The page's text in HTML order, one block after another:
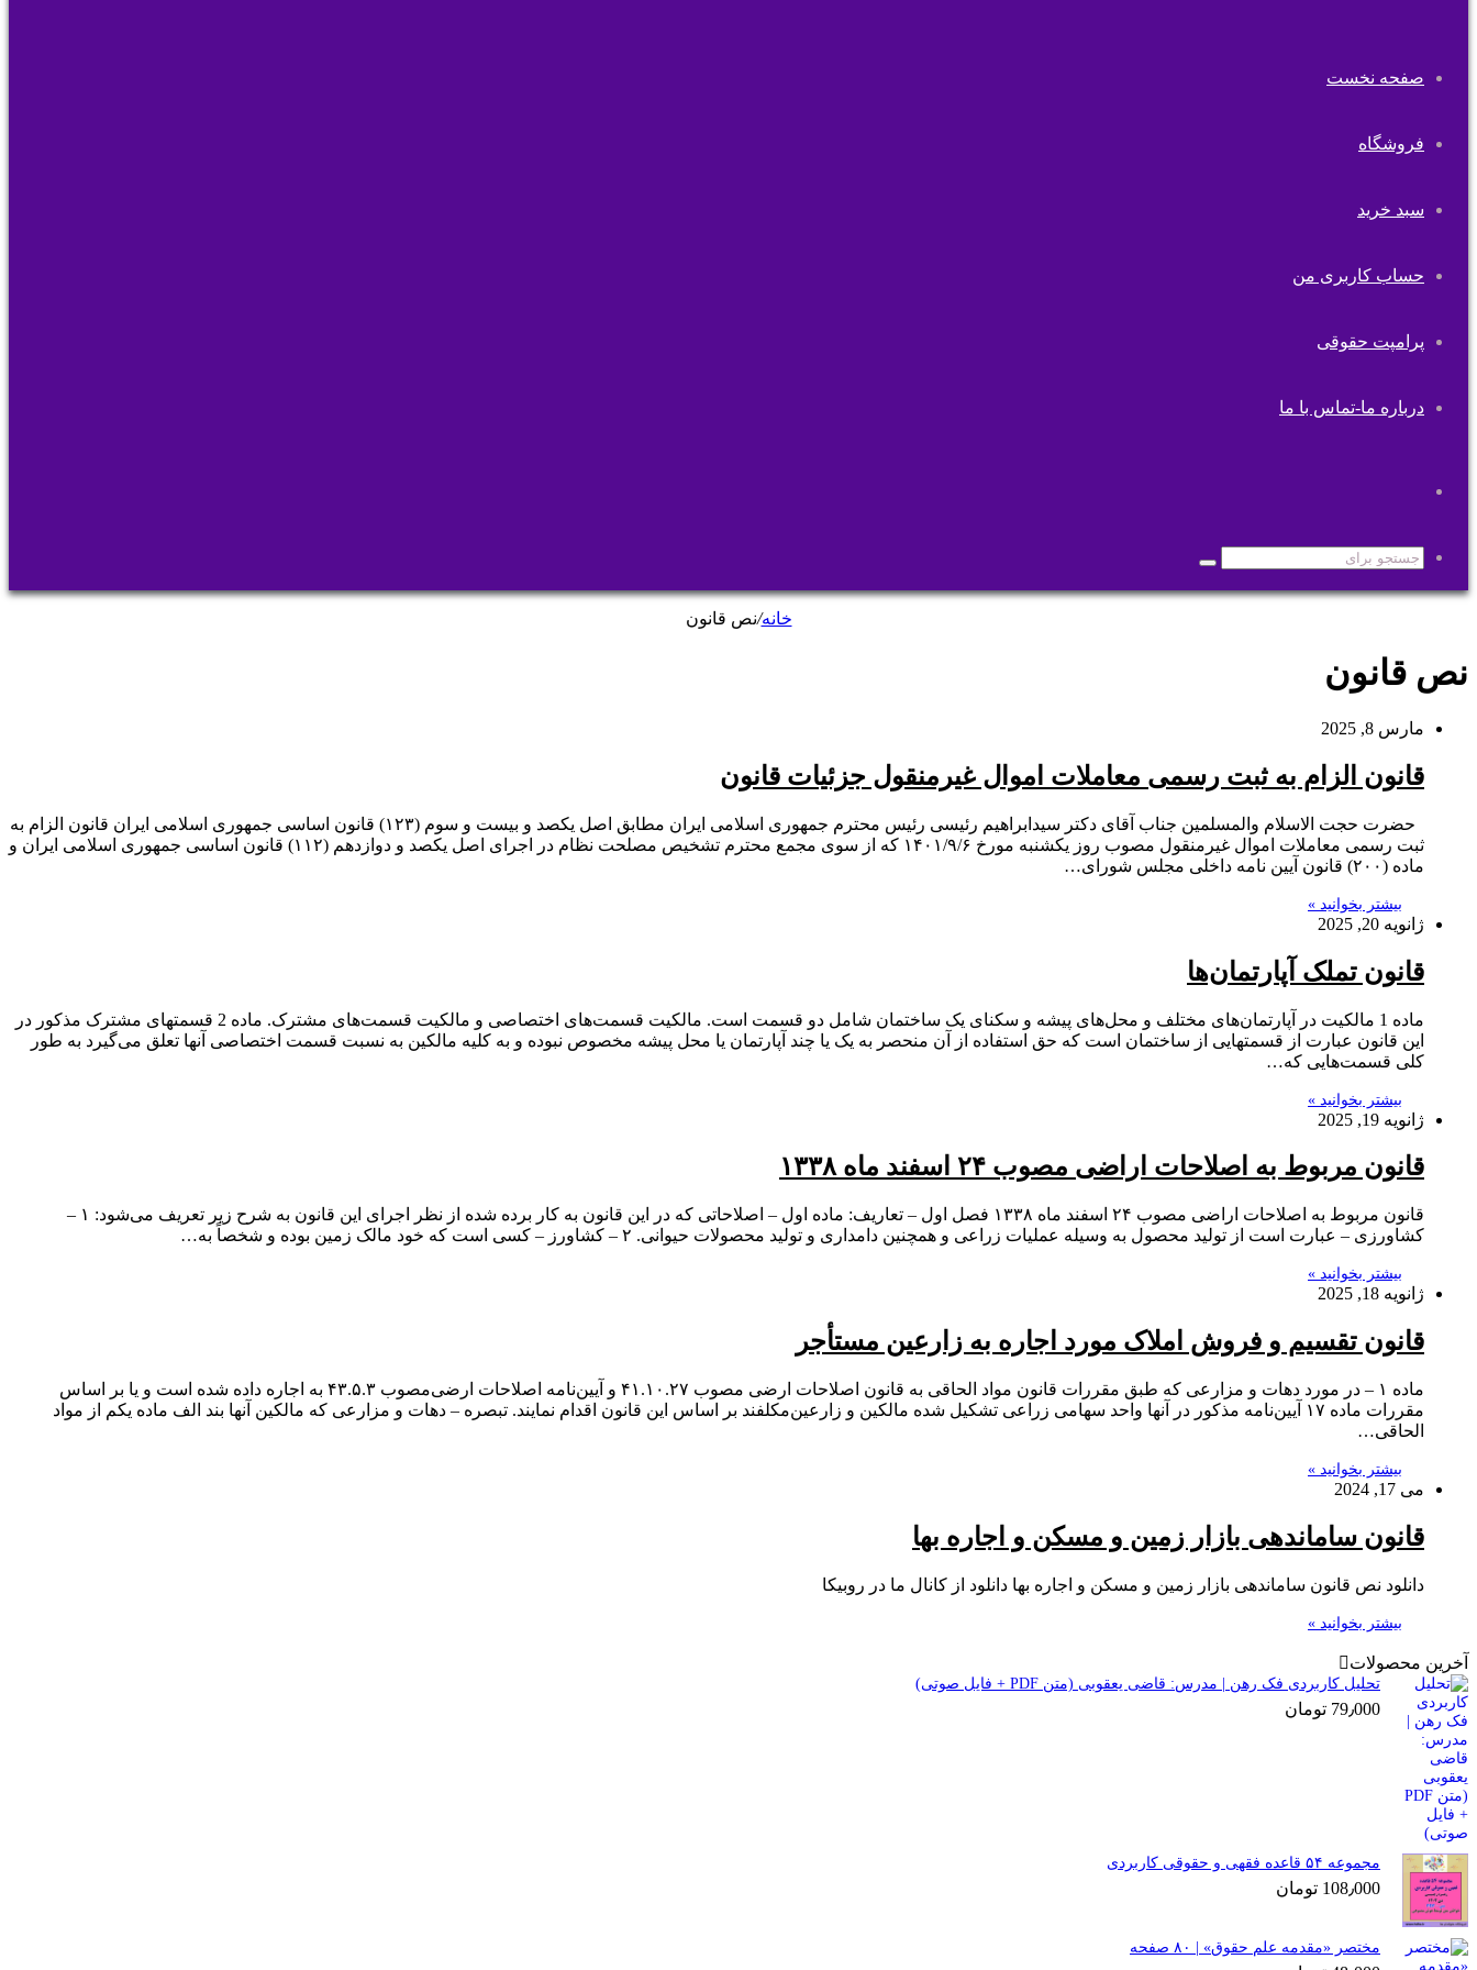
صفحه نخست
فروشگاه
سبد خرید
حساب کاربری من
پرامپت حقوقی
درباره ما-تماس با ما
پوسته
جستجو
برای
خانه/نص قانون
نص قانون
مارس 8, 2025
قانون الزام به ثبت رسمی معاملات اموال غیرمنقول جزئیات قانون
حضرت حجت الاسلام والمسلمین جناب آقای دکتر سیدابراهیم رئیسی رئیس محترم جمهوری اسلامی ایران مطابق اصل یکصد و بیست و سوم (۱۲۳) قانون اساسی جمهوری اسلامی ایران قانون الزام به
ثبت رسمی معاملات اموال غیرمنقول مصوب روز یکشنبه مورخ ۱۴۰۱/۹/۶ که از سوی مجمع محترم تشخیص مصلحت نظام در اجرای اصل یکصد و دوازدهم (۱۱۲) قانون اساسی جمهوری اسلامی ایران و
ماده (۲۰۰) قانون آیین نامه داخلی مجلس شورای…
بیشتر بخوانید »
ژانویه 20, 2025
قانون تملک آپارتمان‌ها
ماده 1 مالکیت در آپارتمان‌های مختلف و محل‌های پیشه و سکنای یک ساختمان شامل دو قسمت است. ‌مالکیت قسمت‌های اختصاصی و مالکیت قسمت‌های مشترک. ‌ماده 2 قسمتهای مشترک مذکور در
این قانون عبارت از قسمتهایی از ساختمان است که حق استفاده از آن منحصر به یک یا چند آپارتمان یا محل‌ پیشه مخصوص نبوده و به کلیه مالکین به نسبت قسمت اختصاصی آنها تعلق می‌گیرد به طور
کلی قسمت‌هایی که…
بیشتر بخوانید »
ژانویه 19, 2025
‌قانون مربوط به اصلاحات اراضی ‌مصوب ۲۴ اسفند ماه ۱۳۳۸
‌قانون مربوط به اصلاحات اراضی ‌مصوب ۲۴ اسفند ماه ۱۳۳۸ ‌فصل اول – تعاریف: ‌ماده اول – اصلاحاتی که در این قانون به کار برده شده از نظر اجرای این قانون به شرح زیر تعریف می‌شود: ۱ –
کشاورزی – عبارت است از تولید محصول به وسیله عملیات زراعی و همچنین دامداری و تولید محصولات حیوانی. ۲ – کشاورز – کسی است که خود مالک زمین بوده و شخصاً به…
بیشتر بخوانید »
ژانویه 18, 2025
‌قانون تقسیم و فروش املاک مورد اجاره به زارعین مستأجر
‌ماده ۱ – در مورد دهات و مزارعی که طبق مقررات قانون مواد الحاقی به قانون اصلاحات ارضی مصوب ۴۱.۱۰.۲۷ و آیین‌نامه اصلاحات ارضی‌مصوب ۴۳.۵.۳ به اجاره داده شده است و یا بر اساس
مقررات ماده ۱۷ آیین‌نامه مذکور در آنها واحد سهامی زراعی تشکیل شده مالکین و زارعین‌مکلفند بر اساس این قانون اقدام نمایند. ‌تبصره – دهات و مزارعی که مالکین آنها بند الف ماده یکم از مواد
الحاقی…
بیشتر بخوانید »
می 17, 2024
قانون ساماندهی بازار زمین و مسکن و اجاره بها
دانلود نص قانون ساماندهی بازار زمین و مسکن و اجاره بها دانلود از کانال ما در روبیکا
بیشتر بخوانید »
آخرین محصولات
تحلیل کاربردی فک رهن | مدرس: قاضی یعقوبی (متن PDF + فایل صوتی)
79٫000 تومان
مجموعه ۵۴ قاعده فقهی و حقوقی کاربردی
108٫000 تومان
مختصر «مقدمه علم حقوق» | ۸۰ صفحه